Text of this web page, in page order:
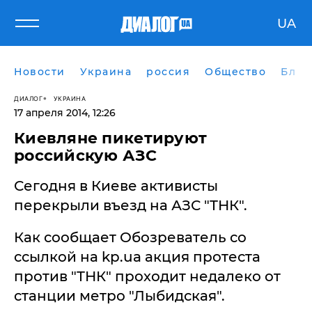
UA
Новости Украина россия Общество
ДИАЛОГ УКРАИНА
17 апреля 2014, 12:26
Киевляне пикетируют
российскую АЗС
Сегодня в Киеве активисты
перекрыли въезд на АЗС "ТНК".
Как сообщает Обозреватель со
ссылкой на kp.ua акция протеста
против "ТНК" проходит недалеко от
станции метро "Лыбидская".